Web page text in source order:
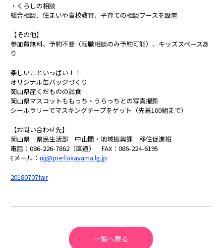
・くらしの相談
総合相談、住まいや高校教育、子育ての相談ブースを設置
【その他】
参加費無料、予約不要（転職相談のみ予約可能）、キッズスペースあ
り
楽しいこといっぱい！！
オリジナル缶バッジづくり
岡山県産くだものの試食
岡山県マスコットももっち・うらっちとの写真撮影
シールラリーでマスキングテープをゲット（先着100組まで）
【お問い合わせ先】
岡山県 県民生活部 中山間・地域振興課 移住促進班
電話：086-226-7862（直通） FAX：086-224-6195
Eメール： uij@pref.okayama.lg.jp
20180707fair
一覧へ戻る